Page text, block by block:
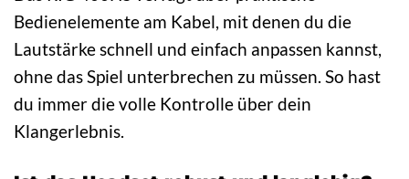
Bedienelemente am Kabel, mit denen du die
Lautstärke schnell und einfach anpassen kannst,
ohne das Spiel unterbrechen zu müssen. So hast
du immer die volle Kontrolle über dein
Klangerlebnis.